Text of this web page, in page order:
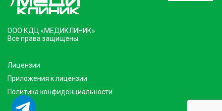
ООО КДЦ «МЕДИКЛИНИК»
Все права защищены.
Лицензии
Приложения к лицензии
Политика конфиденциальности